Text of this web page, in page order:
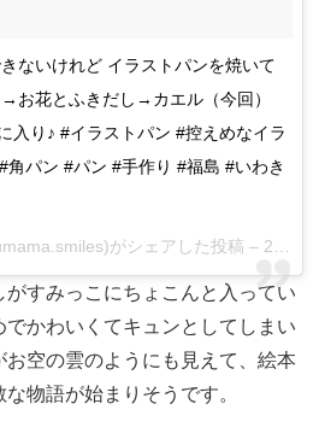
ないけれど イラストパンを焼いて
お花とふきだし→カエル（今回）
入り♪ #イラストパン #控えめなイラ
角パン #パン #手作り #福島 #いわき
がシェアした投稿 – 2016 7月 28 3:34午前 PDT
すみっこにちょこんと入ってい
かわいくてキュンとしてしまい
お空の雲のようにも見えて、絵本
物語が始まりそうです。